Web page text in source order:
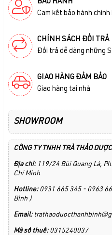
BẢO HÀNH
Cam kết bảo hành chính
CHÍNH SÁCH ĐỔI TRẢ
Đổi trả dễ dàng những
GIAO HÀNG ĐẢM BẢO
Giao hàng tại nhà
SHOWROOM
CÔNG TY TNHH TRÀ THẢO
Địa chỉ:119/24 Bùi Quang Là,
Chí Minh
Hotline:0931 665 345 - 0963
Bình )
Email:
Mã số thuế: 0315240037